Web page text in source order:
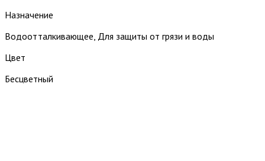
Назначение
Водоотталкивающее, Для защиты от грязи и воды
Цвет
Бесцветный